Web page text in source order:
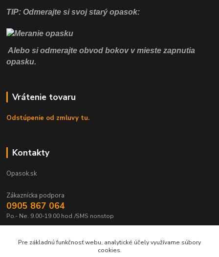
TIP: Odmerajte si svoj starý opasok:
Alebo si odmerajte obvod bokov v mieste zapnutia
opasku.
Vrátenie tovaru
Odstúpenie od zmluvy tu.
Kontakty
Opasok.sk
Zákaznícka podpora
0905 867 064
Po.- Ne. 9.00-19.00 hod./SMS nonstop
Pre základnú funkčnosť webu, analytické účely využívame súbory
cookies.